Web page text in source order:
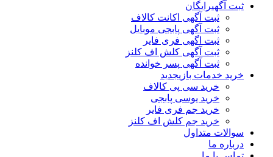
ثبت آگهیرایگان
ثبت آگهی اکانت کالاف
ثبت آگهی پابجی موبایل
ثبت اگهی فری فایر
ثبت آگهی کلش اف کلنز
ثبت آگهی پسر خوانده
خرید خدمات بازیجدید
خرید سی پی کالاف
خرید یوسی پابجی
خرید جم فری فایر
خرید جم کلش اف کلنز
سوالات متداول
درباره ما